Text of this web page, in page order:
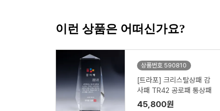
이런 상품은 어떠신가요?
상품번호 590810
[트라포] 크리스탈상패 감
사패 TR42 공로패 통상패
45,800원